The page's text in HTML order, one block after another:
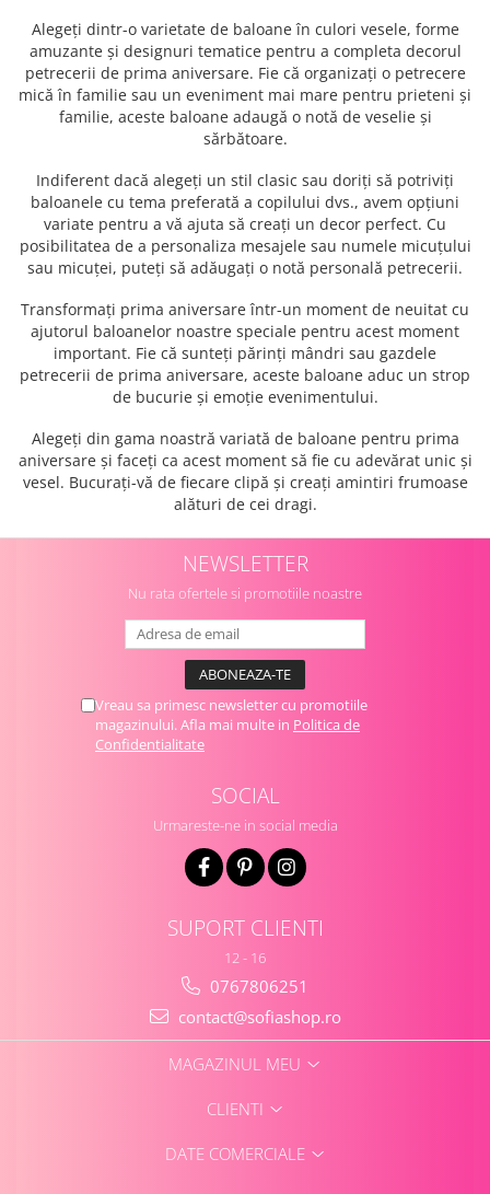
Alegeți dintr-o varietate de baloane în culori vesele, forme
amuzante și designuri tematice pentru a completa decorul
petrecerii de prima aniversare. Fie că organizați o petrecere
mică în familie sau un eveniment mai mare pentru prieteni și
familie, aceste baloane adaugă o notă de veselie și
sărbătoare.
Indiferent dacă alegeți un stil clasic sau doriți să potriviți
baloanele cu tema preferată a copilului dvs., avem opțiuni
variate pentru a vă ajuta să creați un decor perfect. Cu
posibilitatea de a personaliza mesajele sau numele micuțului
sau micuței, puteți să adăugați o notă personală petrecerii.
Transformați prima aniversare într-un moment de neuitat cu
ajutorul baloanelor noastre speciale pentru acest moment
important. Fie că sunteți părinți mândri sau gazdele
petrecerii de prima aniversare, aceste baloane aduc un strop
de bucurie și emoție evenimentului.
Alegeți din gama noastră variată de baloane pentru prima
aniversare și faceți ca acest moment să fie cu adevărat unic și
vesel. Bucurați-vă de fiecare clipă și creați amintiri frumoase
alături de cei dragi.
NEWSLETTER
Nu rata ofertele si promotiile noastre
Vreau sa primesc newsletter cu promotiile
magazinului. Afla mai multe in Politica de
Confidentialitate
SOCIAL
Urmareste-ne in social media
SUPORT CLIENTI
12 - 16
0767806251
contact@sofiashop.ro
MAGAZINUL MEU
CLIENTI
DATE COMERCIALE